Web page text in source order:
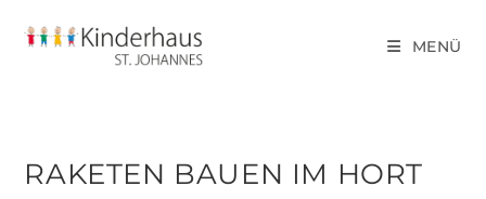
MENÜ
RAKETEN BAUEN IM HORT